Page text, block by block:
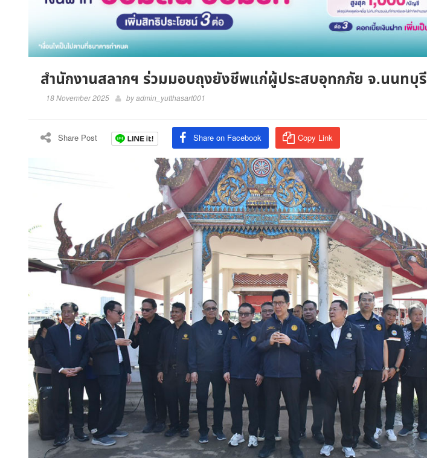
สำนักงานสลากฯ ร่วมมอบถุงยังชีพแก่ผู้ประสบอุทกภัย จ.นนทบุรี
18 November 2025 byadmin_yutthasart001
Share Post Share on Facebook Copy Link